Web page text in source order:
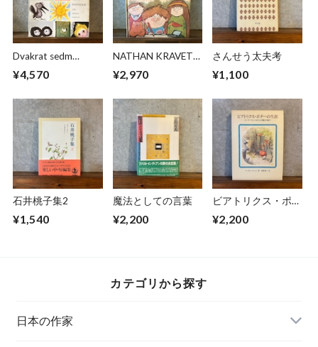
Dvakrat sedm
¥4,570
NATHAN KRAVETZ
¥2,970
さんせう太夫考
¥1,100
石井桃子集2
¥1,540
魔法としての言葉
¥2,200
ビアトリクス・ポタ
¥2,200
カテゴリから探す
日本の作家